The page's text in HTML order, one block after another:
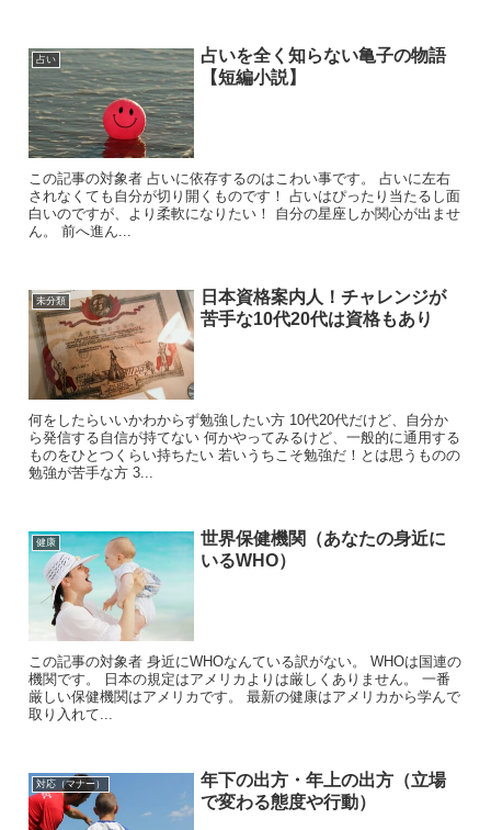
占い
占いを全く知らない亀子の物語
【短編小説】
この記事の対象者 占いに依存するのはこわい事です。 占いに左右
されなくても自分が切り開くものです！ 占いはぴったり当たるし面
白いのですが、より柔軟になりたい！ 自分の星座しか関心が出ませ
ん。 前へ進ん...
未分類
日本資格案内人！チャレンジが
苦手な10代20代は資格もあり
何をしたらいいかわからず勉強したい方 10代20代だけど、自分か
ら発信する自信が持てない 何かやってみるけど、一般的に通用する
ものをひとつくらい持ちたい 若いうちこそ勉強だ！とは思うものの
勉強が苦手な方 3...
健康
世界保健機関（あなたの身近に
いるWHO）
この記事の対象者 身近にWHOなんている訳がない。 WHOは国連の
機関です。 日本の規定はアメリカよりは厳しくありません。 一番
厳しい保健機関はアメリカです。 最新の健康はアメリカから学んで
取り入れて...
対応（マナー）
年下の出方・年上の出方（立場
で変わる態度や行動）